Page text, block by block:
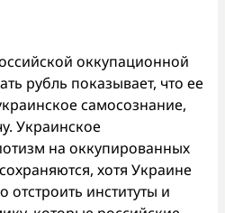
оккупационной
рубль показывает, что ее
самосознание,
Украинское
на оккупированных
хотя Украине
отстроить институты и